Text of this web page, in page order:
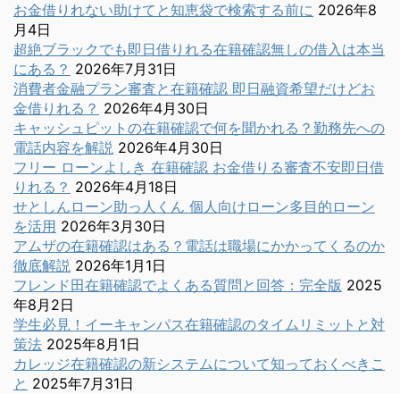
お金借りれない助けてと知恵袋で検索する前に 2026年8
月4日
超絶ブラックでも即日借りれる在籍確認無しの借入は本当
にある？ 2026年7月31日
消費者金融プラン審査と在籍確認 即日融資希望だけどお
金借りれる？ 2026年4月30日
キャッシュピットの在籍確認で何を聞かれる？勤務先への
電話内容を解説 2026年4月30日
フリー ローンよしき 在籍確認 お金借りる審査不安即日借
りれる？ 2026年4月18日
せとしんローン助っ人くん 個人向けローン多目的ローン
を活用 2026年3月30日
アムザの在籍確認はある？電話は職場にかかってくるのか
徹底解説 2026年1月1日
フレンド田在籍確認でよくある質問と回答：完全版 2025
年8月2日
学生必見！イーキャンパス在籍確認のタイムリミットと対
策法 2025年8月1日
カレッジ在籍確認の新システムについて知っておくべきこ
と 2025年7月31日